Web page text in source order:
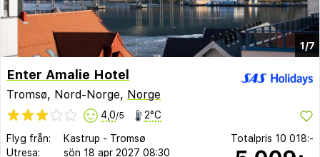
1/7
Enter Amalie Hotel
Tromsø, Nord-Norge, Norge
4,0/5 2°C
Flyg från: Kastrup - Tromsø
Utresa:
sön 18 apr 2027 08:30
Totalpris 10 018:-